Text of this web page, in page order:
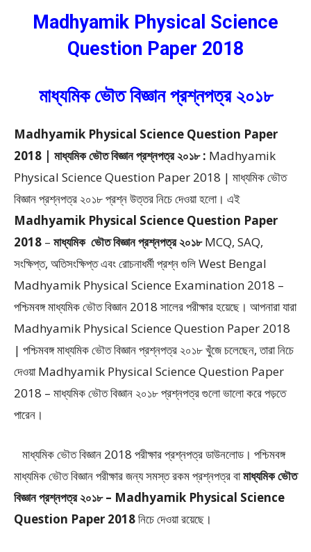
Madhyamik Physical Science
Question Paper 2018
মাধ্যমিক ভৌত বিজ্ঞান প্রশ্নপত্র ২০১৮
Madhyamik Physical Science Question Paper
2018 | মাধ্যমিক ভৌত বিজ্ঞান প্রশ্নপত্র ২০১৮ : Madhyamik
Physical Science Question Paper 2018 | মাধ্যমিক ভৌত
বিজ্ঞান প্রশ্নপত্র ২০১৮ প্রশ্ন উত্তরনিচে দেওয়া হলো। এই
Madhyamik Physical Science Question Paper
2018 – মাধ্যমিক ভৌত বিজ্ঞান প্রশ্নপত্র ২০১৮MCQ, SAQ,
সংক্ষিপ্ত, অতিসংক্ষিপ্ত এবং রোচনাধর্মী প্রশ্ন গুলি West Bengal
Madhyamik Physical Science Examination 2018 –
পশ্চিমবঙ্গ মাধ্যমিক ভৌত বিজ্ঞান 2018 সালের পরীক্ষার হয়েছে। আপনারা যারা
Madhyamik Physical Science Question Paper 2018
| পশ্চিমবঙ্গ মাধ্যমিক ভৌত বিজ্ঞান প্রশ্নপত্র ২০১৮ খুঁজে চলেছেন, তারা নিচে
দেওয়া Madhyamik Physical Science Question Paper
2018 – মাধ্যমিক ভৌত বিজ্ঞান ২০১৮ প্রশ্নপত্র গুলো ভালো করে পড়তে
পারেন।
মাধ্যমিক ভৌত বিজ্ঞান 2018 পরীক্ষার প্রশ্নপত্র ডাউনলোড। পশ্চিমবঙ্গ
মাধ্যমিক ভৌত বিজ্ঞান পরীক্ষার জন্য সমস্ত রকম প্রশ্নপত্র বামাধ্যমিক ভৌত
বিজ্ঞান প্রশ্নপত্র ২০১৮ – Madhyamik Physical Science
Question Paper 2018নিচে দেওয়া রয়েছে।